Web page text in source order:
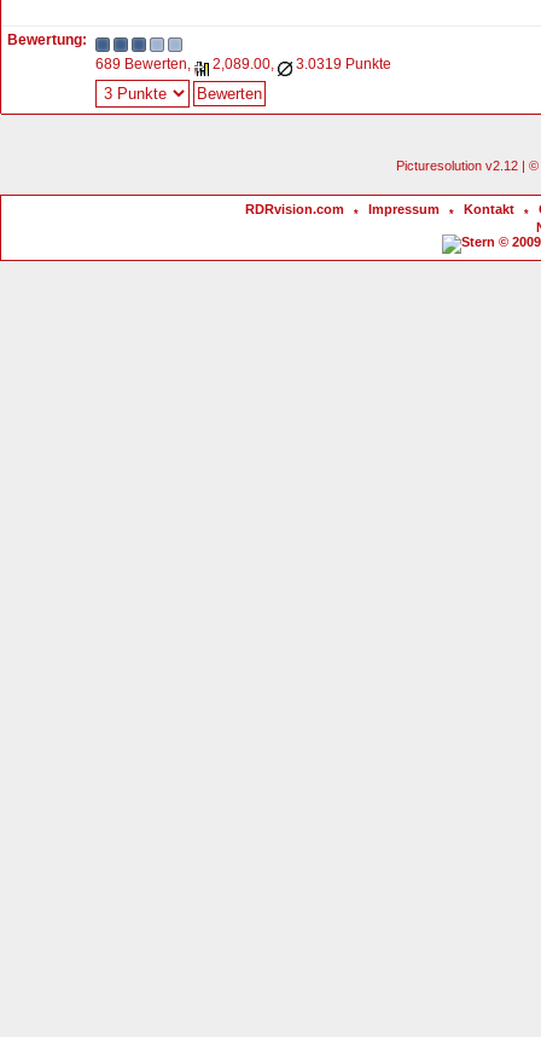
Bewertung:
689 Bewerten,
2,089.00, 3.0319 Punkte
Picturesolution v2.12 |
RDRvision.com * Impressum * Kontakt *
©